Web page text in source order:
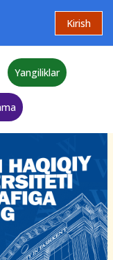
Kirish
Yangiliklar